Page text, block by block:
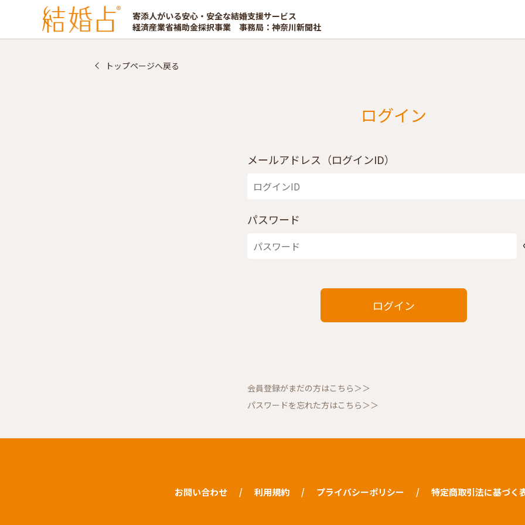
寄添人がいる安心・安全な結婚支援サービス
経済産業省補助金採択事業 事務局：神奈川新聞社
トップページへ戻る
ログイン
メールアドレス（ログインID）
パスワード
会員登録がまだの方はこちら＞＞
パスワードを忘れた方はこちら＞＞
お問い合わせ 利用規約 プライバシーポリシー 特定商取引法に基づく